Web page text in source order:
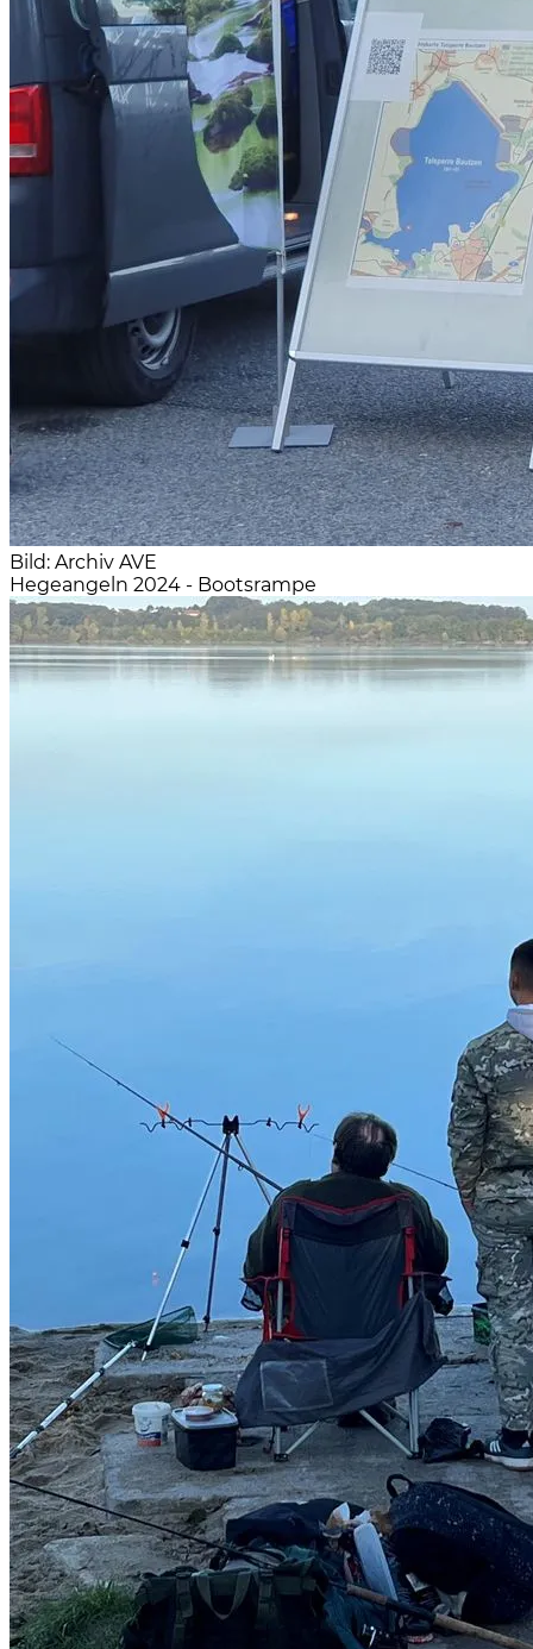
Bild: Archiv AVE
Hegeangeln 2024 - Bootsrampe